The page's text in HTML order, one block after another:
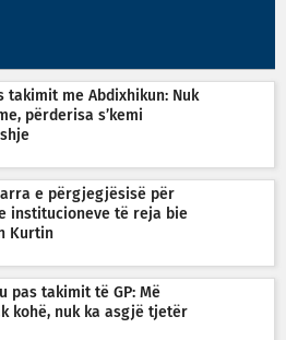
takimit me Abdixhikun: Nuk
përderisa s’kemi
e përgjegjësisë për
institucioneve të reja bie
Kurtin
pas takimit të GP: Më
kohë, nuk ka asgjë tjetër